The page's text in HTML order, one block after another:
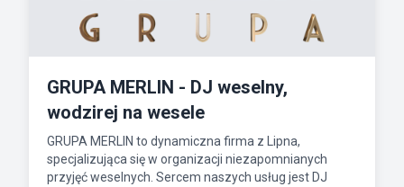
GRUPA MERLIN - DJ weselny,
wodzirej na wesele
GRUPA MERLIN to dynamiczna firma z Lipna,
specjalizująca się w organizacji niezapomnianych
przyjęć weselnych. Sercem naszych usług jest DJ